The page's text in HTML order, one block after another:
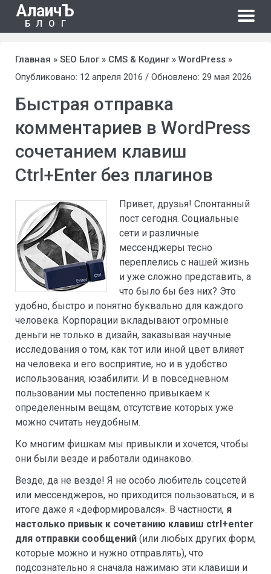
АлаичЪ
БЛОГ
Главная » SEO Блог» CMS & Кодинг» WordPress »
Опубликовано: 12 апреля 2016 / Обновлено: 29 мая 2026
Быстрая отправка
комментариев в WordPress
сочетанием клавиш
Ctrl+Enter без плагинов
Привет, друзья! Спонтанный
пост сегодня. Социальные
сети и различные
мессенджеры тесно
переплелись с нашей жизнь
и уже сложно представить, а
что было бы без них? Это
удобно, быстро и понятно буквально для каждого
человека. Корпорации вкладывают огромные
деньги не только в дизайн, заказывая научные
исследования о том, как тот или иной цвет влияет
на человека и его восприятие, но и в удобство
использования, юзабилити. И в повседневном
пользовании мы постепенно привыкаем к
определенным вещам, отсутствие которых уже
можно считать неудобным.
Ко многим фишкам мы привыкли и хочется, чтобы
они были везде и работали одинаково.
Везде, да не везде! Я не особо любитель соцсетей
или мессенджеров, но приходится пользоваться, и в
итоге даже я «деформировался». В частности, я
настолько привык к сочетанию клавиш ctrl+enter
для отправки сообщений (или любых других форм,
которые можно и нужно отправлять), что
подсознательно я сначала нажимаю эти клавиши и